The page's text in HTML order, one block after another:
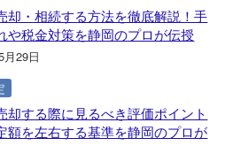
却・相続する方法を徹底解説！手
や税金対策を静岡のプロが伝授
月29日
却する際に見るべき評価ポイント
額を左右する基準を静岡のプロが